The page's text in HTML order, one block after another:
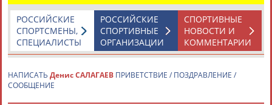
Каримжан
АБДРАХМАНОВ
Аделя
АБДРАХМАНОВА
Андрей
АБДУВАЛИЕВ
Герман
АБДУЛАЕВ
Рамазан
АБДУЛАЕВ
Тагир
Камиль
Загалав
СПОРТИВНЫЕ
НОВОСТИ И
КОММЕНТАРИИ
РОССИЙСКИЕ
СПОРТИВНЫЕ
ОРГАНИЗАЦИИ
РОССИЙСКИЕ
СПОРТСМЕНЫ,
СПЕЦИАЛИСТЫ
НАПИСАТЬ Денис САЛАГАЕВ ПРИВЕТСТВИЕ / ПОЗДРАВЛЕНИЕ /
СООБЩЕНИЕ